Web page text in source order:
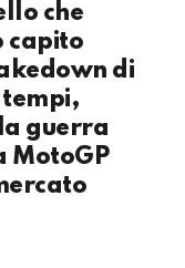
che
capito
di
guerra
MotoGP